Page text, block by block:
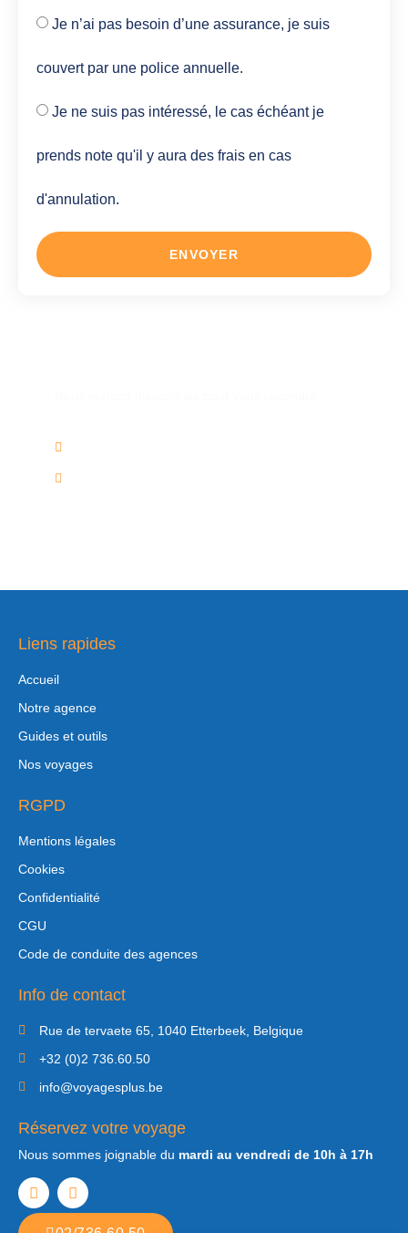
Je n’ai pas besoin d’une assurance, je suis
couvert par une police annuelle.
Je ne suis pas intéressé, le cas échéant je
prends note qu'il y aura des frais en cas
d'annulation.
ENVOYER
Liens rapides
Accueil
Notre agence
Guides et outils
Nos voyages
RGPD
Mentions légales
Cookies
Confidentialité
CGU
Code de conduite des agences
Info de contact
Rue de tervaete 65, 1040 Etterbeek, Belgique
+32 (0)2 736.60.50
info@voyagesplus.be
Réservez votre voyage
Nous sommes joignable du mardi au vendredi de 10h à 17h